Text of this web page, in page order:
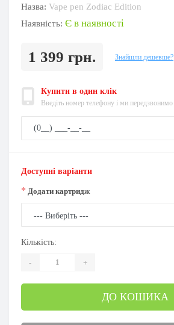
Назва: Vape pen Zodiac Edition
Наявність: Є в наявності
1 399 грн. Знайшли дешевше?
Купити в один клік
Введіть номер телефону і ми передзвонимо
Доступні варіанти
* Додати картридж
Кількість:
- +
ДО КОШИКА